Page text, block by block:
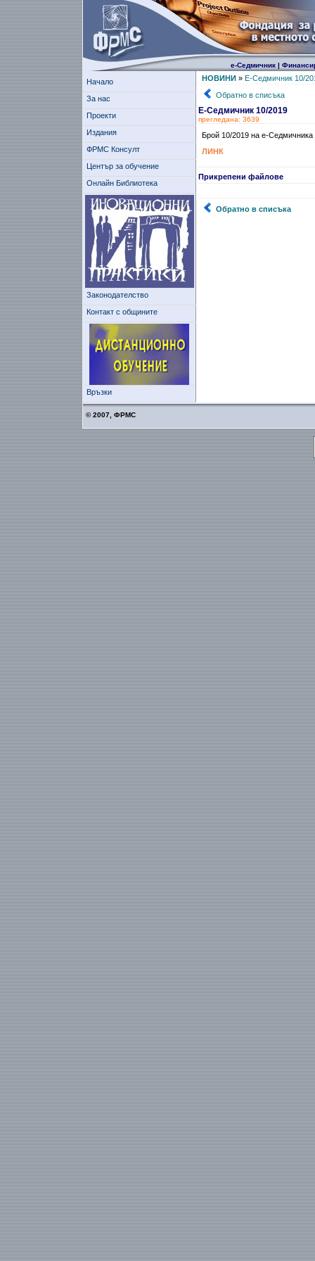
е-Седмичник|
Начало
За нас
Проекти
Издания
ФРМС Консулт
Център за обучение
Онлайн Библиотека
Законодателство
Контакт с общините
Връзки
НОВИНИ» Е-Седмичник 10/
Обратно в списъка
Е-Седмичник 10/2019
прегледана: 3639
Брой 10/2019 на е-
ЛИНК
Прикрепени файлове
Обратно в списъка
© 2007, ФРМС